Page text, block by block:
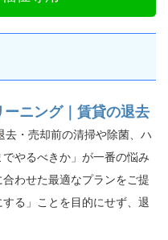
ニング｜賃貸の退去
去・売却前の清掃や除菌、ハ
やるべきか」が一番の悩み
わせた最適なプランをご提
る」ことを目的にせず、退